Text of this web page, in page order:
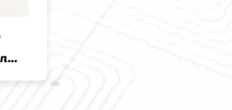
250cd/M2 Lsa40at9001